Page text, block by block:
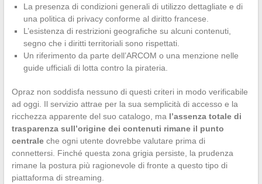
La presenza di condizioni generali di utilizzo dettagliate e di
una politica di privacy conforme al diritto francese.
L’esistenza di restrizioni geografiche su alcuni contenuti,
segno che i diritti territoriali sono rispettati.
Un riferimento da parte dell’ARCOM o una menzione nelle
guide ufficiali di lotta contro la pirateria.
Opraz non soddisfa nessuno di questi criteri in modo verificabile
ad oggi. Il servizio attrae per la sua semplicità di accesso e la
ricchezza apparente del suo catalogo, ma l’assenza totale di
trasparenza sull’origine dei contenuti rimane il punto
centraleche ogni utente dovrebbe valutare prima di
connettersi. Finché questa zona grigia persiste, la prudenza
rimane la postura più ragionevole di fronte a questo tipo di
piattaforma di streaming.